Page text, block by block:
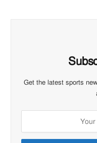
Get the latest sports